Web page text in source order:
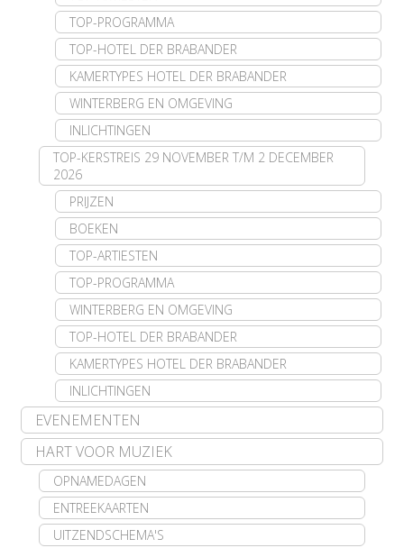
TOP-PROGRAMMA
TOP-HOTEL DER BRABANDER
KAMERTYPES HOTEL DER BRABANDER
WINTERBERG EN OMGEVING
INLICHTINGEN
TOP-KERSTREIS 29 NOVEMBER T/M 2 DECEMBER
2026
PRIJZEN
BOEKEN
TOP-ARTIESTEN
TOP-PROGRAMMA
WINTERBERG EN OMGEVING
TOP-HOTEL DER BRABANDER
KAMERTYPES HOTEL DER BRABANDER
INLICHTINGEN
EVENEMENTEN
HART VOOR MUZIEK
OPNAMEDAGEN
ENTREEKAARTEN
UITZENDSCHEMA'S